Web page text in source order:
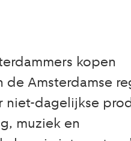
kopen
de Amsterdamse
niet-dagelijkse
muziek en